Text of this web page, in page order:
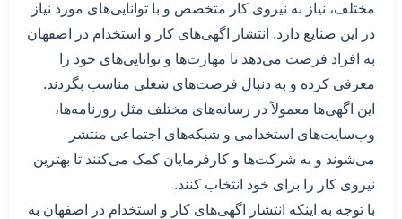
مختلف، نیاز به نیروی کار متخصص و با توانایی‌های مورد نیاز
در این صنایع دارد. انتشار اگهی‌های کار و استخدام در اصفهان
به افراد فرصت می‌دهد تا مهارت‌ها و توانایی‌های خود را
معرفی کرده و به دنبال فرصت‌های شغلی مناسب بگردند.
این اگهی‌ها معمولاً در رسانه‌های مختلف مثل روزنامه‌ها،
وب‌سایت‌های استخدامی و شبکه‌های اجتماعی منتشر
می‌شوند و به شرکت‌ها و کارفرمایان کمک می‌کنند تا بهترین
نیروی کار را برای خود انتخاب کنند.
با توجه به اینکه انتشار اگهی‌های کار و استخدام در اصفهان به